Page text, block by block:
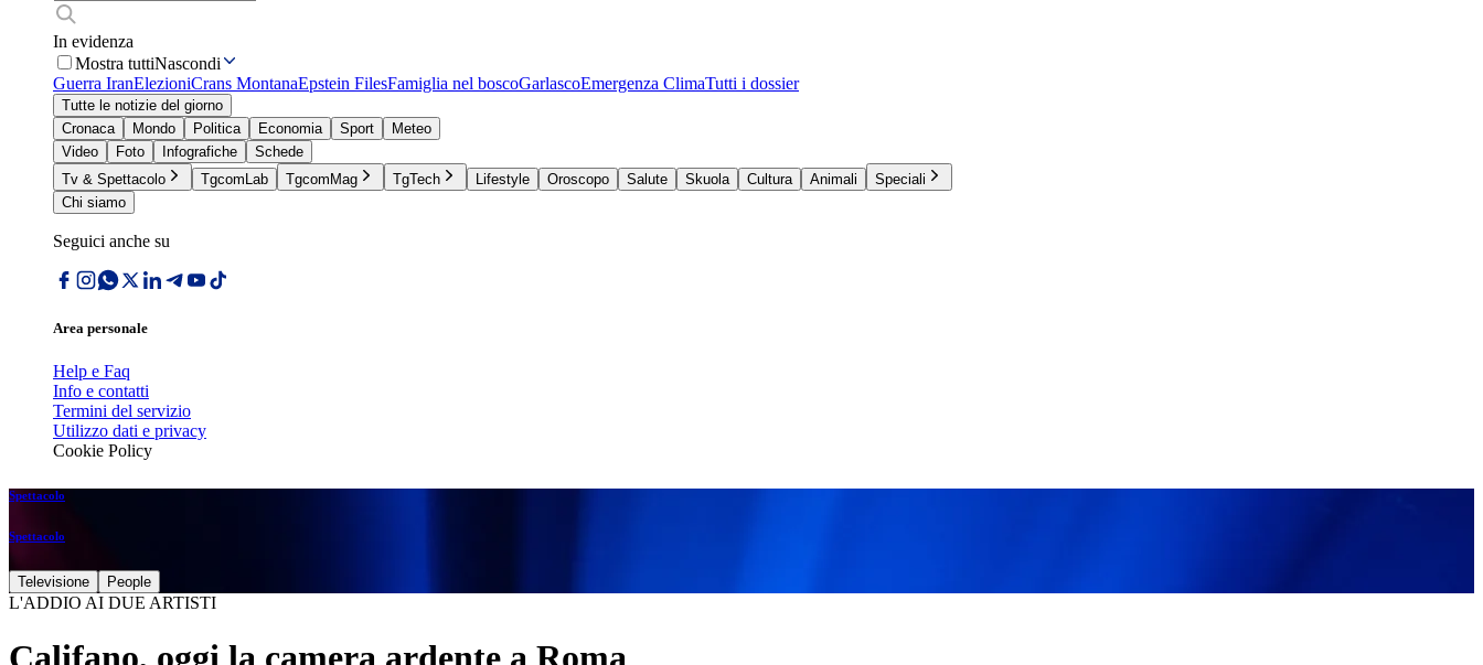
In evidenza
Mostra tuttiNascondi
Guerra IranElezioniCrans MontanaEpstein FilesFamiglia nel boscoGarlascoEmergenza ClimaTutti i dossier
Tutte le notizie del giorno
Cronaca
Mondo Politica Economia Sport
Meteo
Video
Foto Infografiche
Schede
Tv & Spettacolo
TgcomLab TgcomMag TgTech Lifestyle Oroscopo Salute Skuola Cultura Animali
Speciali
Chi siamo
Seguici anche su
Area personale
Help e Faq
Info e contatti
Termini del servizio
Utilizzo dati e privacy
Cookie Policy
Spettacolo
Spettacolo
Televisione People
L'ADDIO AI DUE ARTISTI
Califano, oggi la camera ardente a Roma